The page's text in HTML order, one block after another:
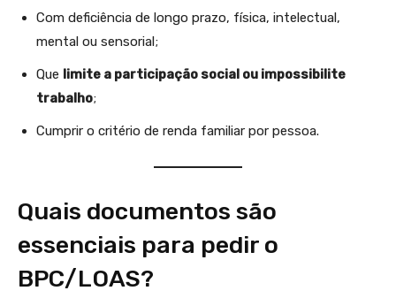
Com deficiência de longo prazo, física, intelectual,
mental ou sensorial;
Que limite a participação social ou impossibilite
trabalho;
Cumprir o critério de renda familiar por pessoa.
Quais documentos são
essenciais para pedir o
BPC/LOAS?